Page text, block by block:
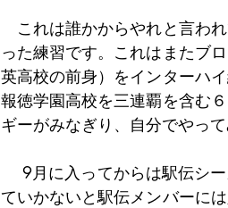
これは誰かからやれと言わ
った練習です。これはまたブ
英高校の前身）をインターハ
報徳学園高校を三連覇を含む
ギーがみなぎり、自分でやっ
ていかないと駅伝メンバーに